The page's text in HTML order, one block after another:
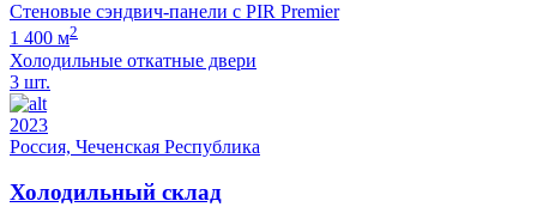
Стеновые сэндвич-панели с PIR Premier
1 400 м2
Холодильные откатные двери
3 шт.
2023
Россия, Чеченская Республика
Холодильный склад